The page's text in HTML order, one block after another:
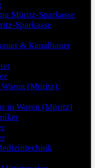
Müritz-Sparkasse
Sparkasse
& Kanalbauer
(Müritz):
in Waren (Müritz)